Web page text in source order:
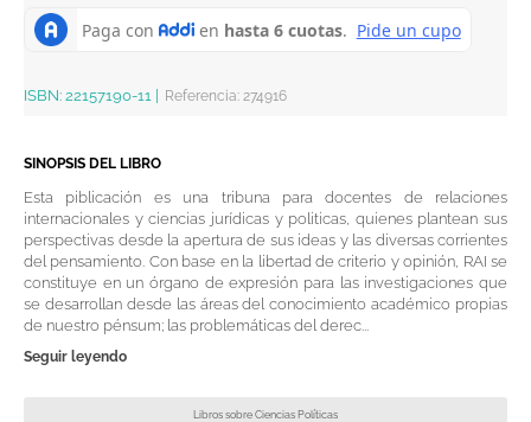
ISBN: 22157190-11 Referencia: 274916
SINOPSIS DEL LIBRO
Esta piblicación es una tribuna para docentes de relaciones
internacionales y ciencias jurídicas y politicas, quienes plantean sus
perspectivas desde la apertura de sus ideas y las diversas corrientes
del pensamiento. Con base en la libertad de criterio y opinión, RAI se
constituye en un órgano de expresión para las investigaciones que
se desarrollan desde las áreas del conocimiento académico propias
de nuestro pénsum; las problemáticas del derec...
Seguir leyendo
Libros sobre Ciencias Políticas